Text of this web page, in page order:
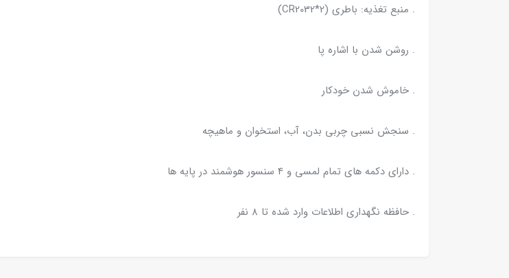
. منبع تغذیه: باطری (CR2032*2)
. روشن شدن با اشاره پا
. خاموش شدن خودکار
. سنجش نسبی چربی بدن، آب، استخوان و ماهیچه
. دارای دکمه های تمام لمسی و 4 سنسور هوشمند در پایه ها
. حافظه نگهداری اطلاعات وارد شده تا 8 نفر